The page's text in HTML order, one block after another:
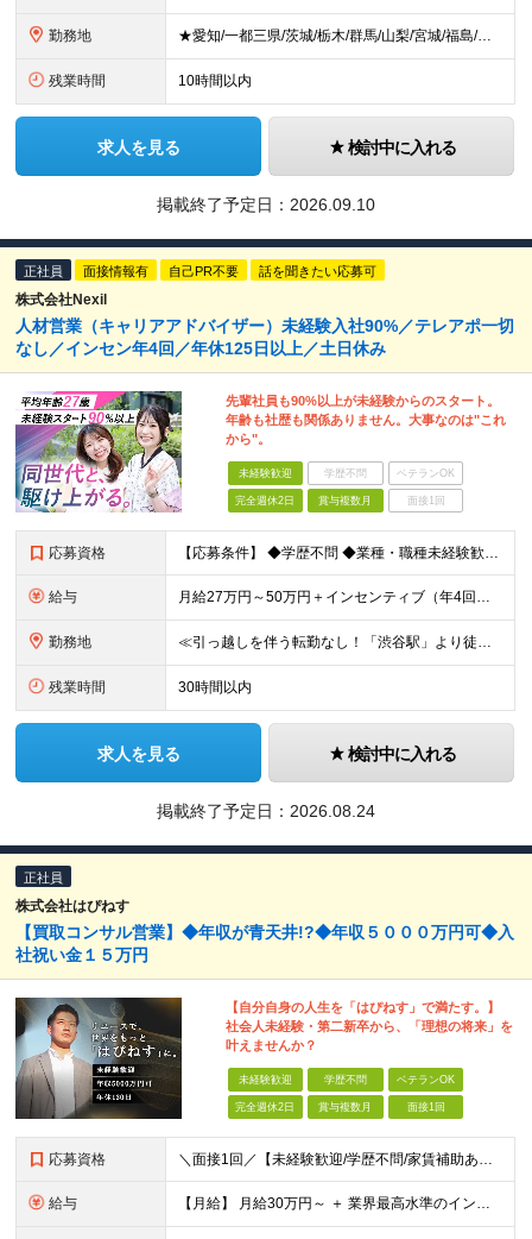
勤務地 ★愛知/一都三県/茨城/栃木/群馬/山梨/宮城/福島/岩手/岐阜 ★2026年1月福島いわき店、愛知刈谷店がオープン ◆愛知県 刈谷店／愛知県刈谷市中手町6-510 豊橋店／愛知県豊橋市新栄町大溝2
残業時間 10時間以内
求人を見る 検討中に入れる
掲載終了予定日： 2026.09.10
正社員 面接情報有 自己PR不要 話を聞きたい応募可
株式会社Nexil
人材営業（キャリアアドバイザー）未経験入社90%／テレアポ一切
なし／インセン年4回／年休125日以上／土日休み
先輩社員も90%以上が未経験からのスタート。
年齢も社歴も関係ありません。大事なのは"これ
から"。
未経験歓迎 学歴不問 ベテランOK
完全週休2日 賞与複数月 面接1回
応募資格 【応募条件】 ◆学歴不問 ◆業種・職種未経験歓迎 ◆35歳以下の方（※若年層の長期キャリア形成のため） ＼入社者の多くが"人と関わる仕事"出身です！／ 「今の環境より、もっと成果にコミットしたい」
給与 月給27万円～50万円＋インセンティブ（年4回／社内規定による）＋業績賞与（年1回） ※固定残業代(月35時間分/58,000円~)を含みます。超過分は別途支給。 ※残業平均時間：25時間以内 ※経験
勤務地 ≪引っ越しを伴う転勤なし！「渋谷駅」より徒歩5分≫ 【東京本社】 東京都渋谷区渋谷2丁目16-1 Daiwa渋谷宮益坂ビル5階 (変更の範囲)上記を除く当社関連勤務地
残業時間 30時間以内
求人を見る 検討中に入れる
掲載終了予定日： 2026.08.24
正社員
株式会社はぴねす
【買取コンサル営業】◆年収が青天井!?◆年収５０００万円可◆入
社祝い金１５万円
【自分自身の人生を「はぴねす」で満たす。】
社会人未経験・第二新卒から、「理想の将来」を
叶えませんか？
未経験歓迎 学歴不問 ベテランOK
完全週休2日 賞与複数月 面接1回
応募資格 ＼面接1回／【未経験歓迎/学歴不問/家賃補助あり】 社会人デビューや、ここからのキャリアアップを実現したい方 人柄を重視した採用を行っています。 書類選考は厳格ではなく、面接は基本1回！ スピーディ
給与 【月給】 月給30万円～ ＋ 業界最高水準のインセンティブ ＋ 各種手当 「稼がせたい」という会社の想いから、還元率は粗利の10～28％に設定。 頑張りがそのまま月収に直結する、嘘のない給与体系です